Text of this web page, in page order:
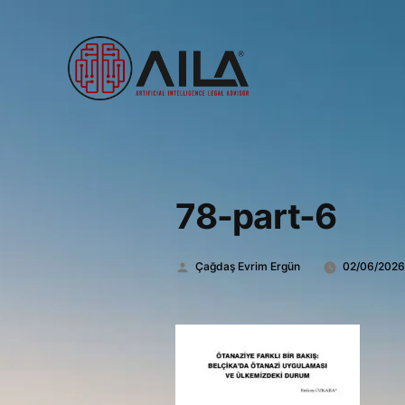
78-part-6
Gönderen:
Çağdaş Evrim Ergün 02/06/2026